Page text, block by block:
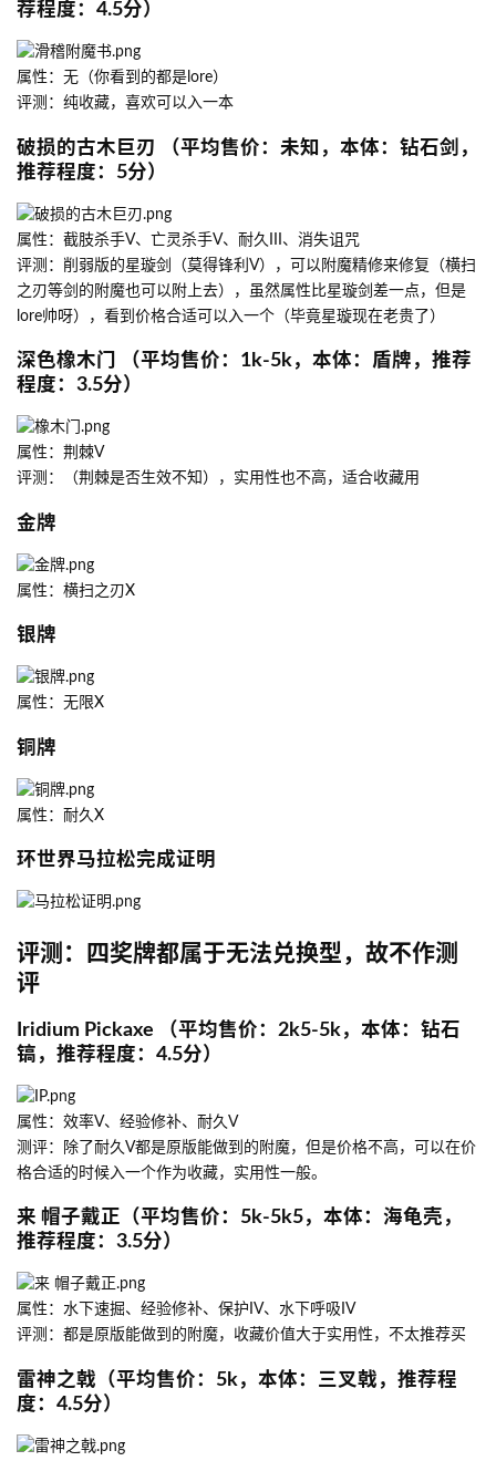
荐程度：4.5分）
属性：无（你看到的都是lore）
评测：纯收藏，喜欢可以入一本
破损的古木巨刃 （平均售价：未知，本体：钻石剑，
推荐程度：5分）
属性：截肢杀手V、亡灵杀手V、耐久III、消失诅咒
评测：削弱版的星璇剑（莫得锋利V），可以附魔精修来修复（横扫
之刃等剑的附魔也可以附上去），虽然属性比星璇剑差一点，但是
lore帅呀），看到价格合适可以入一个（毕竟星璇现在老贵了）
深色橡木门 （平均售价：1k-5k，本体：盾牌，推荐
程度：3.5分）
属性：荆棘V
评测：（荆棘是否生效不知），实用性也不高，适合收藏用
金牌
属性：横扫之刃X
银牌
属性：无限X
铜牌
属性：耐久X
环世界马拉松完成证明
评测：四奖牌都属于无法兑换型，故不作测
评
Iridium Pickaxe （平均售价：2k5-5k，本体：钻石
镐，推荐程度：4.5分）
属性：效率V、经验修补、耐久V
测评：除了耐久V都是原版能做到的附魔，但是价格不高，可以在价
格合适的时候入一个作为收藏，实用性一般。
来 帽子戴正（平均售价：5k-5k5，本体：海龟壳，
推荐程度：3.5分）
属性：水下速掘、经验修补、保护IV、水下呼吸IV
评测：都是原版能做到的附魔，收藏价值大于实用性，不太推荐买
雷神之戟（平均售价：5k，本体：三叉戟，推荐程
度：4.5分）